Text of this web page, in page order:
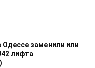
Одессе заменили или
лифта